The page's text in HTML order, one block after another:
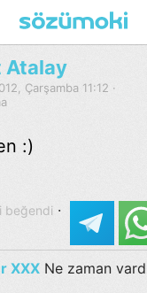
Atalay
Çarşamba 11:12 ·
:)
beğendi ·
XXX Ne zaman